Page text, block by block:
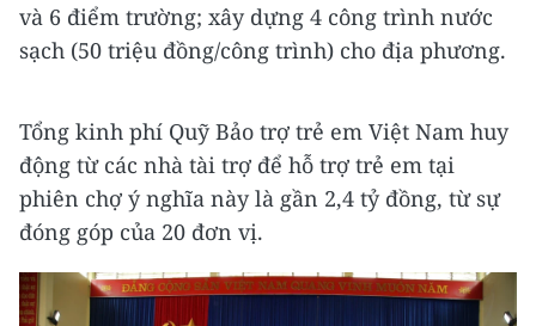
và 6 điểm trường; xây dựng 4 công trình nước
sạch (50 triệu đồng/công trình) cho địa phương.
Tổng kinh phí Quỹ Bảo trợ trẻ em Việt Nam huy
động từ các nhà tài trợ để hỗ trợ trẻ em tại
phiên chợ ý nghĩa này là gần 2,4 tỷ đồng, từ sự
đóng góp của 20 đơn vị.